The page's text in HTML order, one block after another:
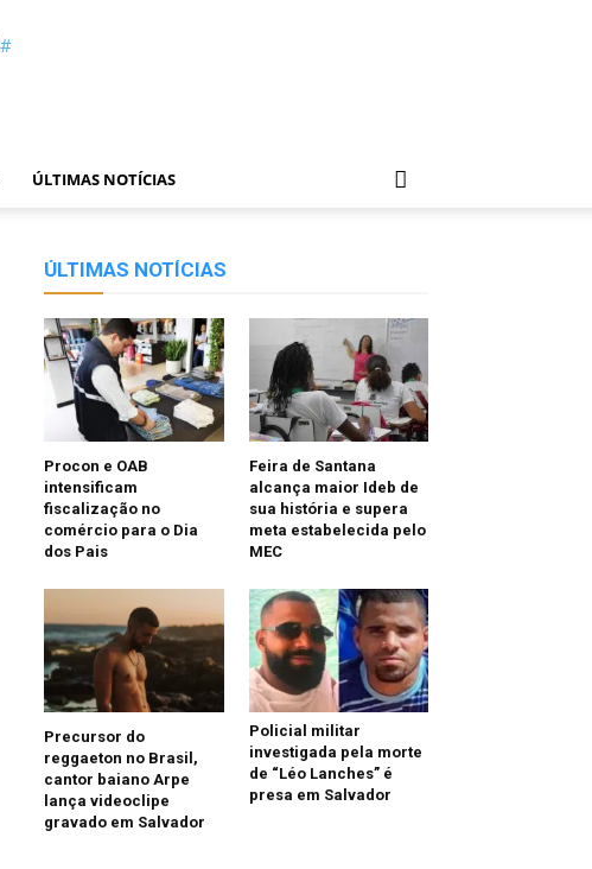
ÚLTIMAS NOTÍCIAS
ÚLTIMAS NOTÍCIAS
Procon e OAB
intensificam
fiscalização no
comércio para o Dia
dos Pais
Feira de Santana
alcança maior Ideb de
sua história e supera
meta estabelecida pelo
MEC
Precursor do
reggaeton no Brasil,
cantor baiano Arpe
lança videoclipe
gravado em Salvador
Policial militar
investigada pela morte
de “Léo Lanches” é
presa em Salvador